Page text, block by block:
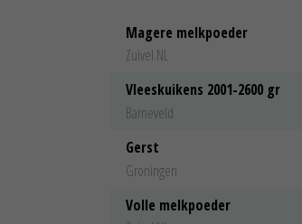
Magere melkpoeder
Zuivel NL
Vleeskuikens 2001-2600 gr
Barneveld
Gerst
Groningen
Volle melkpoeder